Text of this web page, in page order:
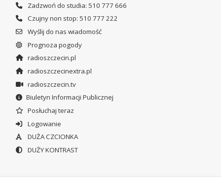
Zadzwoń do studia: 510 777 666
Czujny non stop: 510 777 222
Wyślij do nas wiadomość
Prognoza pogody
radioszczecin.pl
radioszczecinextra.pl
radioszczecin.tv
Biuletyn Informacji Publicznej
Posłuchaj teraz
Logowanie
DUŻA CZCIONKA
DUŻY KONTRAST